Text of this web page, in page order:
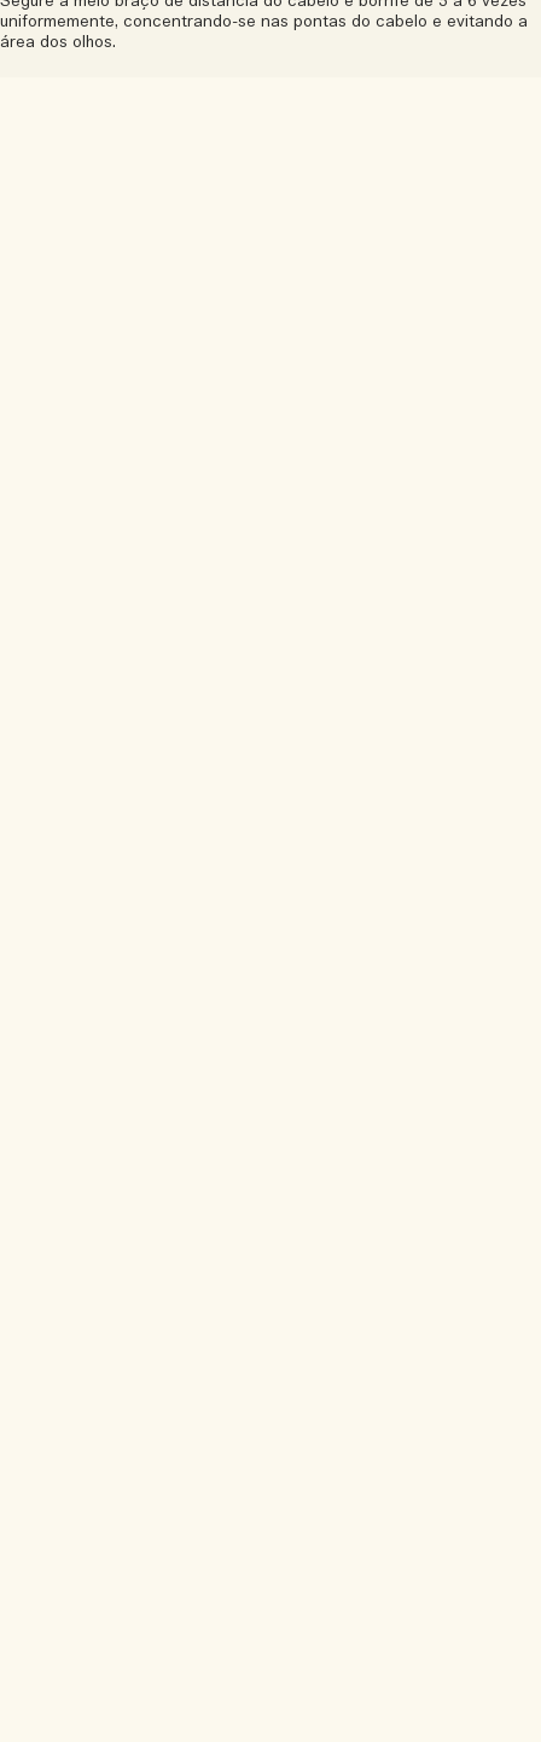
uniformemente, concentrando-se nas pontas do cabelo e evitando a
área dos olhos.